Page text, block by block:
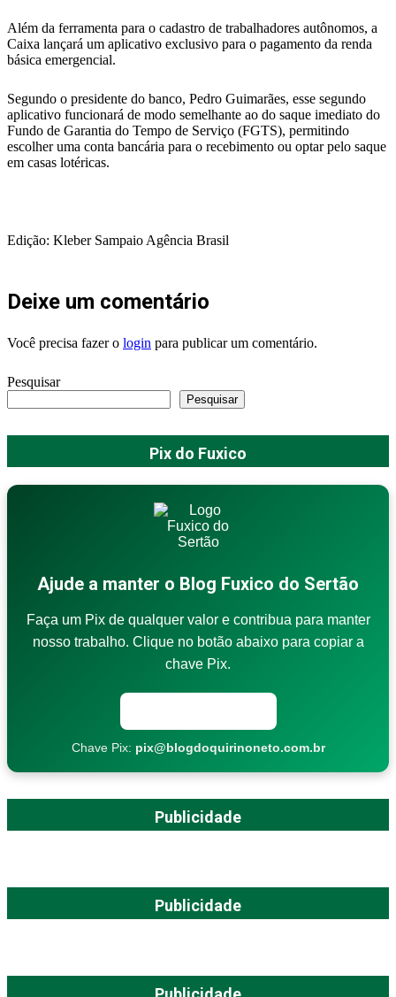
Além da ferramenta para o cadastro de trabalhadores autônomos, a
Caixa lançará um aplicativo exclusivo para o pagamento da renda
básica emergencial.
Segundo o presidente do banco, Pedro Guimarães, esse segundo
aplicativo funcionará de modo semelhante ao do saque imediato do
Fundo de Garantia do Tempo de Serviço (FGTS), permitindo
escolher uma conta bancária para o recebimento ou optar pelo saque
em casas lotéricas.
Edição: Kleber Sampaio Agência Brasil
Deixe um comentário
Você precisa fazer o login para publicar um comentário.
Pesquisar
Pesquisar
Pix do Fuxico
Ajude a manter o Blog Fuxico do Sertão
Faça um Pix de qualquer valor e contribua para manter
nosso trabalho. Clique no botão abaixo para copiar a
chave Pix.
Chave Pix: pix@blogdoquirinoneto.com.br
Publicidade
Publicidade